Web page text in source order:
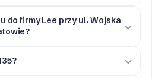
do firmy Lee przy ul. Wojska